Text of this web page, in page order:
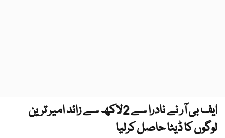
ایف بی آر نے نادرا سے 2لاکھ سے زائد امیر ترین
لوگوں کا ڈیٹا حاصل کرلیا